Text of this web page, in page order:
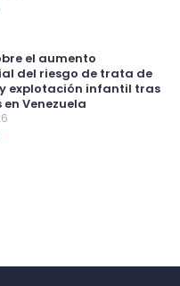
el aumento
del riesgo de trata de
explotación infantil tras
en Venezuela